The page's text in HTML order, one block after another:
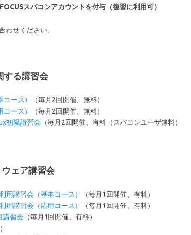
スパコンアカウントを付与（復習に利用可）
わせください。
する講習会
ース）
（毎月2回開催、無料）
ース）
（毎月2回開催、無料）
初級講習会 （毎月2回開催、有料（スパコンユーザ無料）
ウェア講習会
用講習会（基本コース）
（毎月1回開催、有料）
用講習会（応用コース）
（毎月1回開催、有料）
講習会 （毎月1回開催、有料）